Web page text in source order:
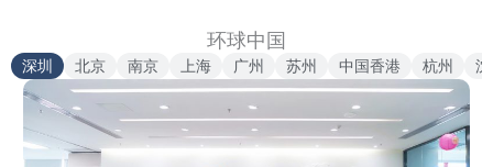
环球中国
深圳 北京 南京 上海 广州 苏州 中国香港 杭州